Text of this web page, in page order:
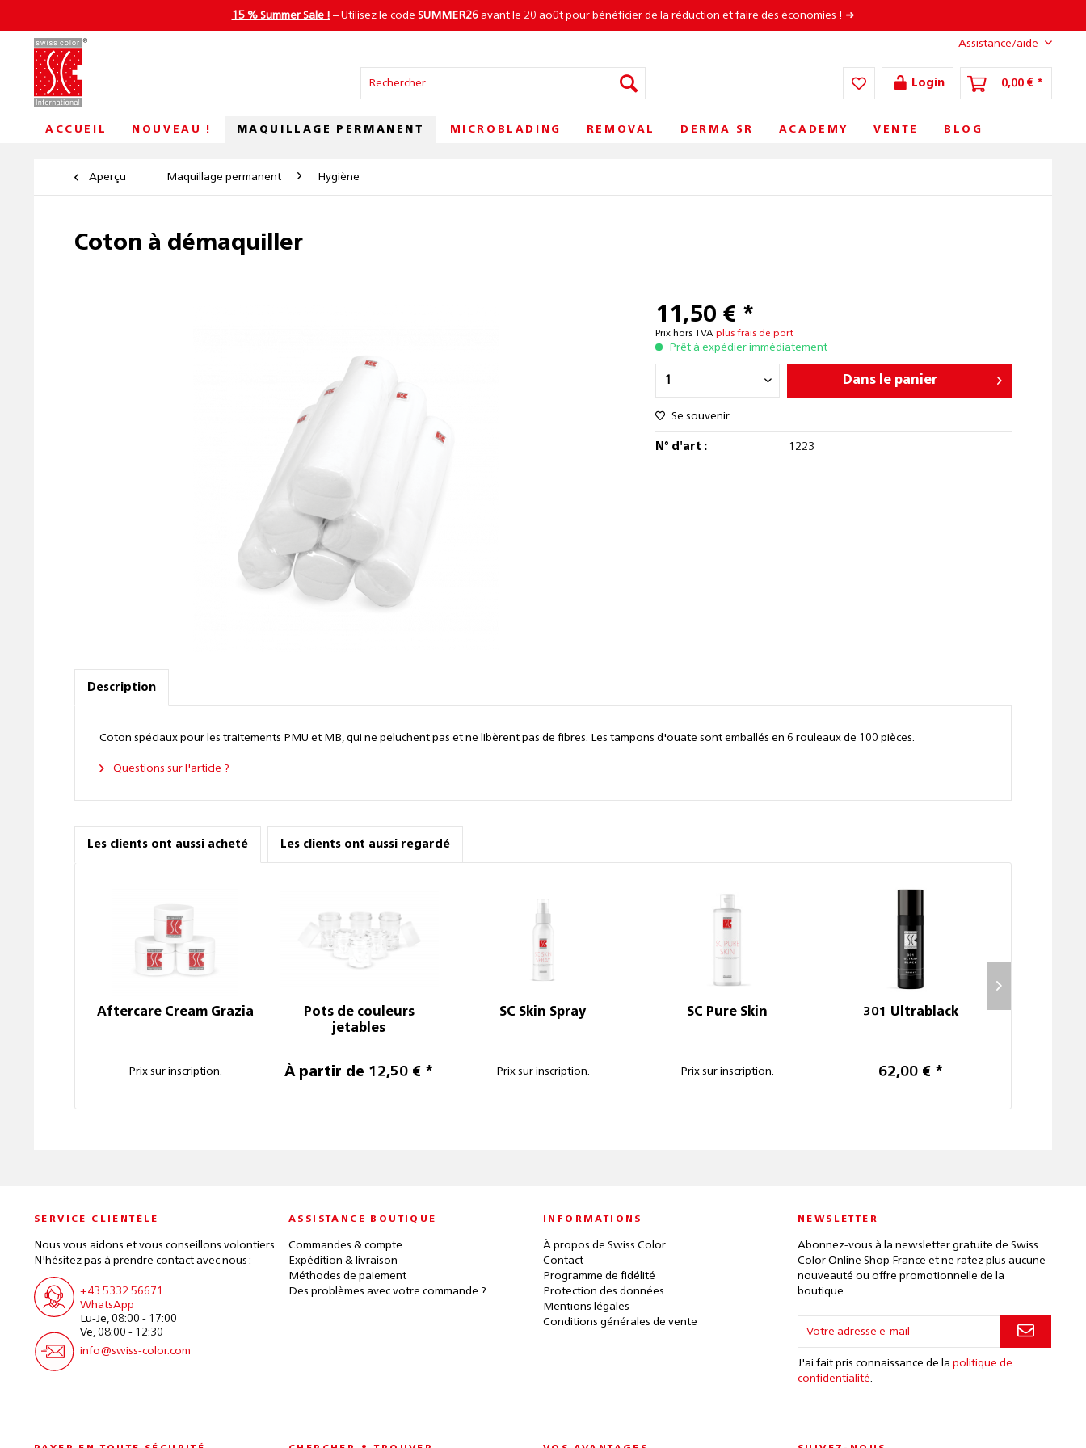
15 % Summer Sale ! – Utilisez le code SUMMER26avant le 20 août pour bénéficier de la réduction et faire des économies ! ➜
Assistance/aide
Login 0,00 € *
ACCUEIL NOUVEAU ! MAQUILLAGE PERMANENT MICROBLADING REMOVAL DERMA SR ACADEMY VENTE BLOG
Aperçu Maquillage permanent Hygiène
Coton à démaquiller
11,50 € *
Prix hors TVAplus frais de port
Prêt à expédier immédiatement
Dans le panier
Se souvenir
N° d'art : 1223
Description
Coton spéciaux pour les traitements PMU et MB, qui ne peluchent pas et ne libèrent pas de fibres. Les tampons d'ouate sont emballés en 6 rouleaux de 100 pièces.
Questions sur l'article ?
Les clients ont aussi acheté Les clients ont aussi regardé
Aftercare Cream Grazia
Prix sur inscription.
Pots de couleurs
jetables
À partir de 12,50 € *
SC Skin Spray
Prix sur inscription.
SC Pure Skin
Prix sur inscription.
301 Ultrablack
62,00 € *
SERVICE CLIENTÈLE
Nous vous aidons et vous conseillons volontiers.
N'hésitez pas à prendre contact avec nous :
+43 5332 56671
WhatsApp
Lu-Je, 08:00 - 17:00
Ve, 08:00 - 12:30
info@swiss-color.com
ASSISTANCE BOUTIQUE
Commandes & compte
Expédition & livraison
Méthodes de paiement
Des problèmes avec votre commande ?
INFORMATIONS
À propos de Swiss Color
Contact
Programme de fidélité
Protection des données
Mentions légales
Conditions générales de vente
NEWSLETTER
Abonnez-vous à la newsletter gratuite de Swiss
Color Online Shop France et ne ratez plus aucune
nouveauté ou offre promotionnelle de la
boutique.
J'ai fait pris connaissance de la politique de
confidentialité.